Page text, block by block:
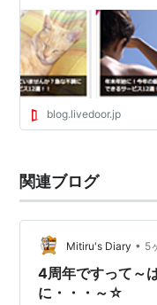
blog.livedoor.jp
関連ブログ
Mitiru's Diary • 5
4周年ですって～
に・・・～☆